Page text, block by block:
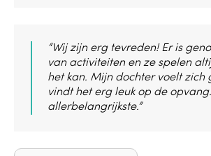
“Wij zijn erg tevreden! Er is
van activiteiten en ze spelen
het kan. Mijn dochter voelt zich
vindt het erg leuk op de
allerbelangrijkste.”